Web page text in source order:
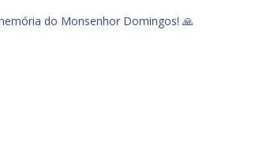
do Monsenhor Domingos! 🙏